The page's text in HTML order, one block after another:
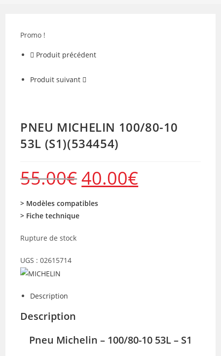
Promo !
Produit précédent
Produit suivant
PNEU MICHELIN 100/80-10
53L (S1)(534454)
55.00€ Le
prix
initial
55.00€.
40.00€Le
actuel
> Modèles compatibles
> Fiche technique
Rupture de stock
UGS :02615714
Description
Description
Pneu Michelin – 100/80-10 53L – S1